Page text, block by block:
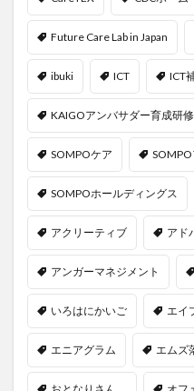
Future Care Lab in Japan
ibuki ICT ICT
KAIGOアンバサダー育成研
SOMPOケア
SOMPOホールディングス
アクリーティブ アド
アンガーマネジメント
いろはにかいご エイ
エニアグラム エムズ